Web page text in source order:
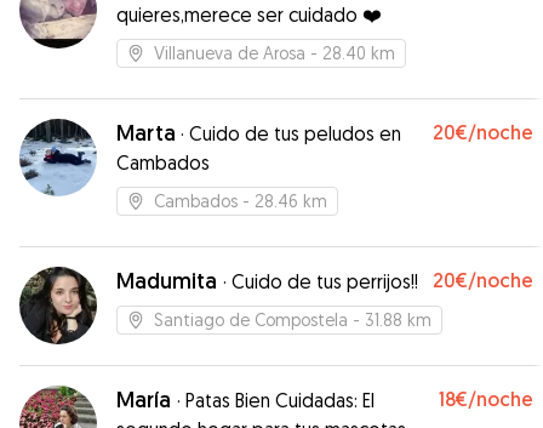
quieres,merece ser cuidado ❤️
Villanueva de Arosa - 28.40 km
Marta · Cuido de tus peludos en
Cambados
20€/noche
Cambados - 28.46 km
Madumita · Cuido de tus perrijos!! 20€/noche
Santiago de Compostela - 31.88 km
María · Patas Bien Cuidadas: El
18€/noche